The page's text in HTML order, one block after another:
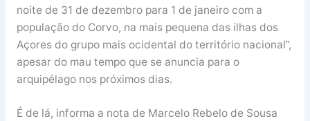
noite de 31 de dezembro para 1 de janeiro com a
população do Corvo, na mais pequena das ilhas dos
Açores do grupo mais ocidental do território nacional”,
apesar do mau tempo que se anuncia para o
arquipélago nos próximos dias.
É de lá, informa a nota de Marcelo Rebelo de Sousa